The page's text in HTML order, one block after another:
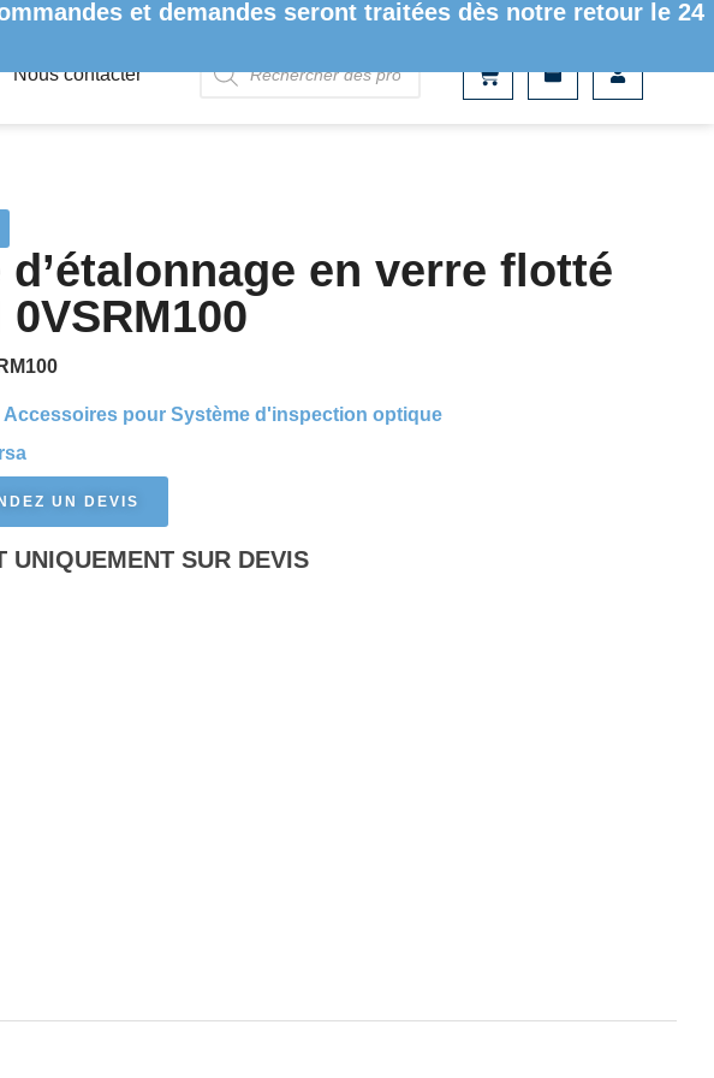
et demandes seront traitées dès notre retour le 24
Nous contacter
/ VITRE D’ÉTALONNAGE EN VERRE FLOTTÉ 6MM 0VSRM100
d’étalonnage en verre flotté
0VSRM100
Accessoires pour Système d'inspection optique
UN DEVIS
UNIQUEMENT SUR DEVIS